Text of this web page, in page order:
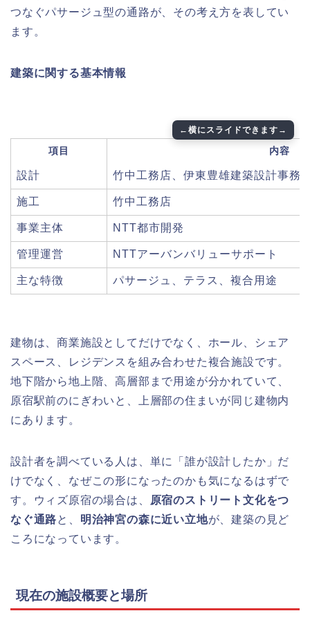
つなぐパサージュ型の通路が、その考え方を表してい
ます。
建築に関する基本情報
項目 内容
設計 竹中工務店、伊東豊雄建築設計事務
施工 竹中工務店
事業主体 NTT都市開発
管理運営 NTTアーバンバリューサポート
主な特徴 パサージュ、テラス、複合用途
建物は、商業施設としてだけでなく、ホール、シェア
スペース、レジデンスを組み合わせた複合施設です。
地下階から地上階、高層部まで用途が分かれていて、
原宿駅前のにぎわいと、上層部の住まいが同じ建物内
にあります。
設計者を調べている人は、単に「誰が設計したか」だ
けでなく、なぜこの形になったのかも気になるはずで
す。ウィズ原宿の場合は、
原宿のストリート文化をつ
なぐ通路と、 明治神宮の森に近い立地が、建築の見ど
ころになっています。
現在の施設概要と場所